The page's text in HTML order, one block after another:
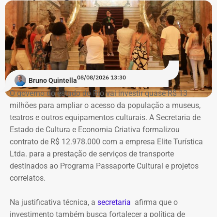
Instagram sobre Búzios — Foto: Reprodução.
Na ação, a prefeitura também pede informações
cadastrais, endereços eletrônicos, telefones, IPs,
dispositivos utilizados, histórico de nomes,
administradores atuais e anteriores, contas vinculadas,
meios de recuperação, contas publicitárias e dados de
pagamento. Com isso, a Meta também seria obrigada a
elaborar uma tabela comparativa, indicando se os perfis
compartilham telefones, dispositivos, endereços de IP,
administradores, contas de anúncios, meios de
pagamento ou gerenciadores de negócios.
Ação também requer anúncios e
impulsionamentos e cita morte de
Com informações do colunista Ancelmo Gois, do Jornal
“O Globo”.
Bruno Quintella08/08/2026 13:30
O governo do estado do Rio vai investir quase R$ 13
milhões para ampliar o acesso da população a museus,
teatros e outros equipamentos culturais. A Secretaria de
Estado de Cultura e Economia Criativa formalizou
contrato de R$ 12.978.000 com a empresa Elite Turística
Ltda. para a prestação de serviços de transporte
destinados ao Programa Passaporte Cultural e projetos
correlatos.
Na justificativa técnica, a secretaria afirma que o
investimento também busca fortalecer a política de